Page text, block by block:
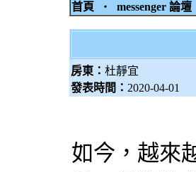
首頁 ‧ messenger 論壇
房東： 杜靜宜
發表時間： 2020-04-01
如今，越來